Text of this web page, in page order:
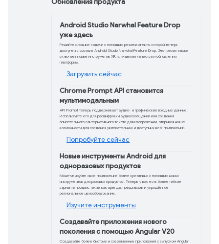
Потрясающие возможности
преобразования изображений в
видео с помощью Veo 3 и Veo 3 Fast
видеоконтент со звуком из
изображений, сохраняя единообразие
в Veo 3 и новом Veo 3 Fast.
Сочетайте ввод изображения и
текстовые подсказки, чтобы управлять
движением, повествованием и
звуком, создавая динамичный контент
и оптимизируя рабочий процесс.
Узнать больше